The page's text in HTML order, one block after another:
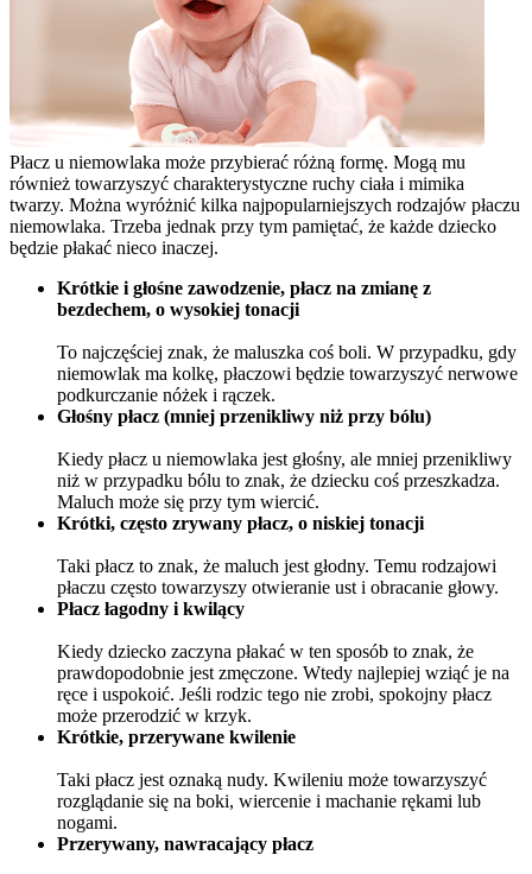
Płacz u niemowlaka może przybierać różną formę. Mogą mu
również towarzyszyć charakterystyczne ruchy ciała i mimika
twarzy. Można wyróżnić kilka najpopularniejszych rodzajów płaczu
niemowlaka. Trzeba jednak przy tym pamiętać, że każde dziecko
będzie płakać nieco inaczej.
Krótkie i głośne zawodzenie, płacz na zmianę z
bezdechem, o wysokiej tonacji
To najczęściej znak, że maluszka coś boli. W przypadku, gdy
niemowlak ma kolkę, płaczowi będzie towarzyszyć nerwowe
podkurczanie nóżek i rączek.
Głośny płacz (mniej przenikliwy niż przy bólu)
Kiedy płacz u niemowlaka jest głośny, ale mniej przenikliwy
niż w przypadku bólu to znak, że dziecku coś przeszkadza.
Maluch może się przy tym wiercić.
Krótki, często zrywany płacz, o niskiej tonacji
Taki płacz to znak, że maluch jest głodny. Temu rodzajowi
płaczu często towarzyszy otwieranie ust i obracanie głowy.
Płacz łagodny i kwilący
Kiedy dziecko zaczyna płakać w ten sposób to znak, że
prawdopodobnie jest zmęczone. Wtedy najlepiej wziąć je na
ręce i uspokoić. Jeśli rodzic tego nie zrobi, spokojny płacz
może przerodzić w krzyk.
Krótkie, przerywane kwilenie
Taki płacz jest oznaką nudy. Kwileniu może towarzyszyć
rozglądanie się na boki, wiercenie i machanie rękami lub
nogami.
Przerywany, nawracający płacz